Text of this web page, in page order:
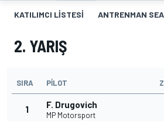
KATILIMCI LISTESI ANTRENMAN
2. YARIŞ
SIRA PILOT
1 F. Drugovich
MP Motorsport